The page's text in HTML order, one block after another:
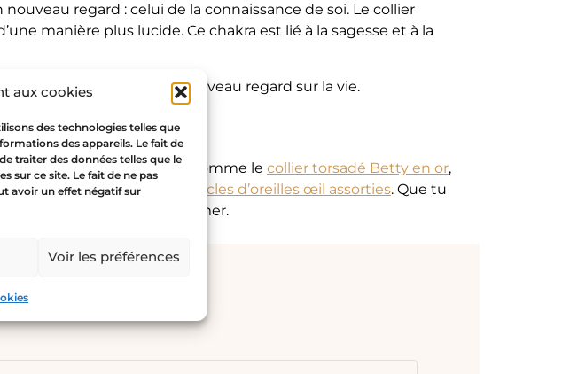
aux cookies
des technologies telles que
des appareils. Le fait de
traiter des données telles que le
sur ce site. Le fait de ne pas
avoir un effet négatif sur
Voir les préférences
regard : celui de la connaissance de soi. Le collier
manière plus lucide. Ce chakra est lié à la sagesse et à la
intuition pour porter un nouveau regard sur la vie.
or
le avec un ras de cou, comme le collier torsadé Betty en or,
en parure avec les
boucles d’oreilles œil assorties. Que tu
à ton style et vient le sublimer.